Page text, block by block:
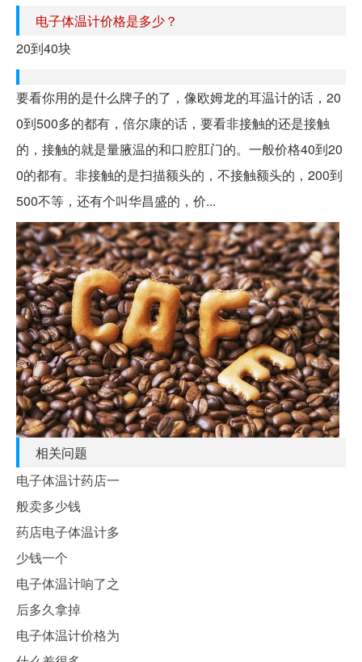
电子体温计价格是多少？
20到40块
要看你用的是什么牌子的了，像欧姆龙的耳温计的话，20
0到500多的都有，倍尔康的话，要看非接触的还是接触
的，接触的就是量腋温的和口腔肛门的。一般价格40到20
0的都有。非接触的是扫描额头的，不接触额头的，200到
500不等，还有个叫华昌盛的，价...
相关问题
电子体温计药店一
般卖多少钱
药店电子体温计多
少钱一个
电子体温计响了之
后多久拿掉
电子体温计价格为